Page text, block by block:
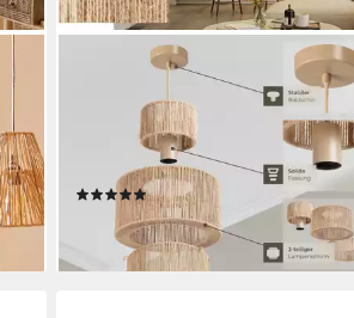
Deckenleuchten Pendelleuchte im
Boho-Stil aus natürlicher Jutefaser,
32 x 33 cm, Wickeltechnik, 40 W,
Stahlgestell, inkl. Montagematerial
(1)
56,99 €
lieferbar - in 3-4 Werktagen bei dir